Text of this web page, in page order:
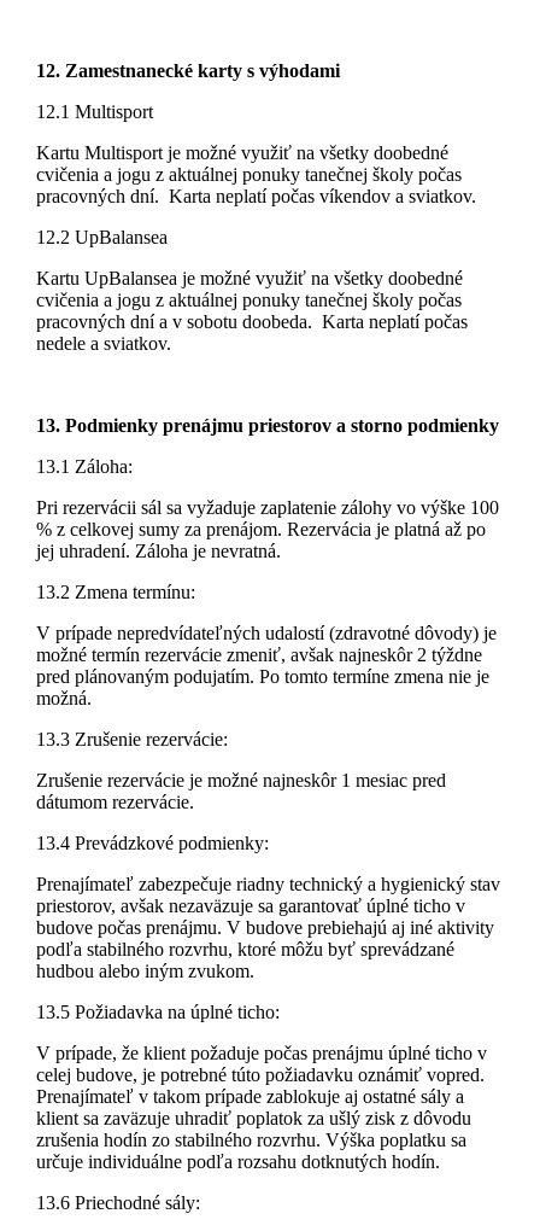
12. Zamestnanecké karty s výhodami
12.1 Multisport
Kartu Multisport je možné využiť na všetky doobedné
cvičenia a jogu z aktuálnej ponuky tanečnej školy počas
pracovných dní. Karta neplatí počas víkendov a sviatkov.
12.2 UpBalansea
Kartu UpBalansea je možné využiť na všetky doobedné
cvičenia a jogu z aktuálnej ponuky tanečnej školy počas
pracovných dní a v sobotu doobeda. Karta neplatí počas
nedele a sviatkov.
13. Podmienky prenájmu priestorov a storno podmienky
13.1 Záloha:
Pri rezervácii sál sa vyžaduje zaplatenie zálohy vo výške 100
% z celkovej sumy za prenájom. Rezervácia je platná až po
jej uhradení. Záloha je nevratná.
13.2 Zmena termínu:
V prípade nepredvídateľných udalostí (zdravotné dôvody) je
možné termín rezervácie zmeniť, avšak najneskôr 2 týždne
pred plánovaným podujatím. Po tomto termíne zmena nie je
možná.
13.3 Zrušenie rezervácie:
Zrušenie rezervácie je možné najneskôr 1 mesiac pred
dátumom rezervácie.
13.4 Prevádzkové podmienky:
Prenajímateľ zabezpečuje riadny technický a hygienický stav
priestorov, avšak nezaväzuje sa garantovať úplné ticho v
budove počas prenájmu. V budove prebiehajú aj iné aktivity
podľa stabilného rozvrhu, ktoré môžu byť sprevádzané
hudbou alebo iným zvukom.
13.5 Požiadavka na úplné ticho:
V prípade, že klient požaduje počas prenájmu úplné ticho v
celej budove, je potrebné túto požiadavku oznámiť vopred.
Prenajímateľ v takom prípade zablokuje aj ostatné sály a
klient sa zaväzuje uhradiť poplatok za ušlý zisk z dôvodu
zrušenia hodín zo stabilného rozvrhu. Výška poplatku sa
určuje individuálne podľa rozsahu dotknutých hodín.
13.6 Priechodné sály: